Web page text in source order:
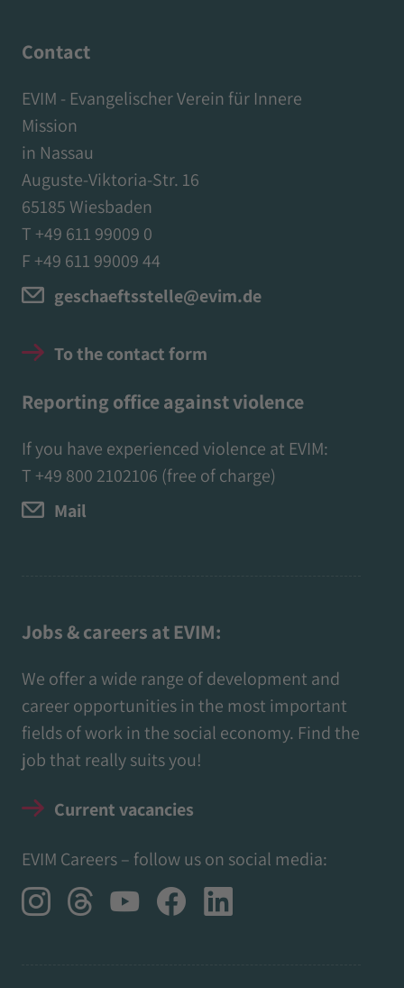
Contact
EVIM - Evangelischer Verein für Innere
Mission
in Nassau
Auguste-Viktoria-Str. 16
65185 Wiesbaden
T +49 611 99009 0
F +49 611 99009 44
geschaeftsstelle@evim.de
To the contact form
Reporting office against violence
If you have experienced violence at EVIM:
T +49 800 2102106 (free of charge)
Mail
Jobs & careers at EVIM:
We offer a wide range of development and
career opportunities in the most important
fields of work in the social economy. Find the
job that really suits you!
Current vacancies
EVIM Careers – follow us on social media: